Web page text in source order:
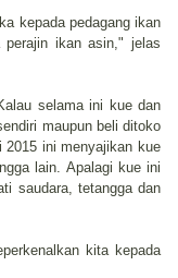
kepada pedagang ikan
perajin ikan asin," jelas
selama ini kue dan
maupun beli ditoko
2015 ini menyajikan kue
lain. Apalagi kue ini
saudara, tetangga dan
kita kepada